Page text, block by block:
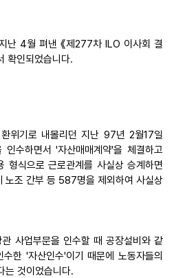
난 4월 펴낸 《제277차 ILO 이사회 결
확인되었습니다.
위기로 내몰리던 지난 97년 2월17일
인수하면서 '자산매매계약'을 체결하고
형식으로 근로관계를 사실상 승계하면
조 간부 등 587명을 제외하여 사실상
사업부문을 인수할 때 공장설비와 같
한 '자산인수'이기 때문에 노동자들의
는 것이었습니다.